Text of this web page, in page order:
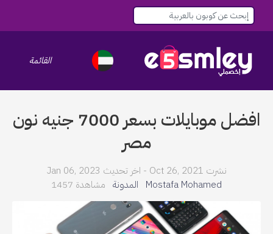
navigation
القائمة
افضل موبايلات بسعر 7000 جنيه نون
مصر
نشرت Oct 26, 2021 -
اخر تحديث Jan 06, 2023
Mostafa Mohamed
المدونة مشاهدة 1457